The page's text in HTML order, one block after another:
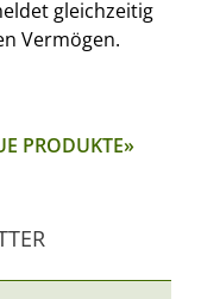
gleichzeitig
Vermögen.
PRODUKTE»